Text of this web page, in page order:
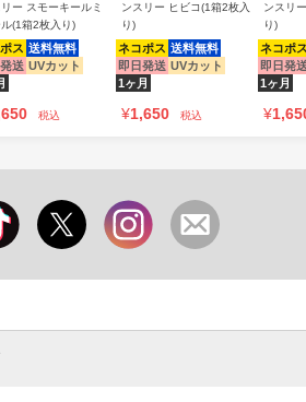
ー スモーキールミ
ル(1箱2枚入り)
ス 送料無料
送 UVカット
税込
ンスリー ヒビコ(1箱2枚入
り)
ネコポス 送料無料
即日発送 UVカット
1ヶ月
¥1,650 税込
ンスリ
り)
ネコポ
即日発
1ヶ月
¥